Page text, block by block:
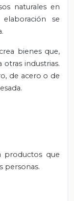
naturales en
se
bienes que,
industrias.
de acero o de
productos que
personas.